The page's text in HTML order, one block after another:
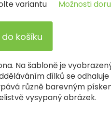
variantu Možnosti
košíku
Na šabloně je
dílků se
různě barevným
vysypaný obrázek.